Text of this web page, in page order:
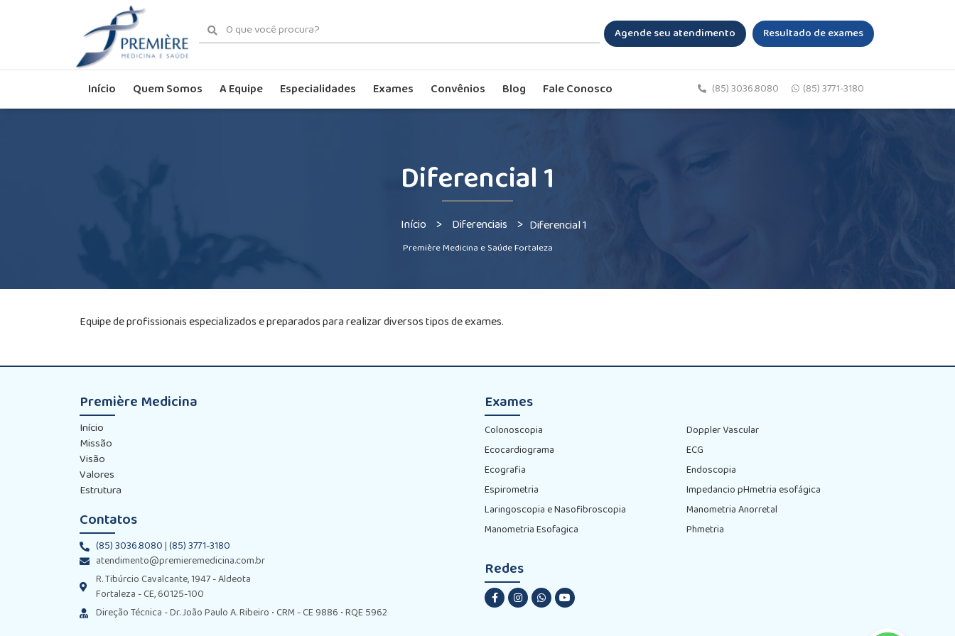
Agende seu atendimento Resultado de exames
Início Quem Somos A Equipe Especialidades Exames Convênios Blog Fale Conosco (85) 3036.8080 (85) 3771-3180
Diferencial 1
Início > Diferenciais > Diferencial 1
Première Medicina e Saúde Fortaleza
Equipe de profissionais especializados e preparados para realizar diversos tipos de exames.
Première Medicina
Início
Missão
Visão
Valores
Estrutura
Contatos
(85) 3036.8080|(85) 3771-3180
atendimento@premieremedicina.com.br
R. Tibúrcio Cavalcante, 1947 - Aldeota
Fortaleza - CE, 60125-100
Direção Técnica - Dr. João Paulo A. Ribeiro • CRM - CE 9886 • RQE 5962
Exames
Colonoscopia
Doppler Vascular
Ecocardiograma
ECG
Ecografia
Endoscopia
Espirometria
Impedancio pHmetria esofágica
Laringoscopia e Nasofibroscopia
Manometria Anorretal
Manometria Esofagica
Phmetria
Redes